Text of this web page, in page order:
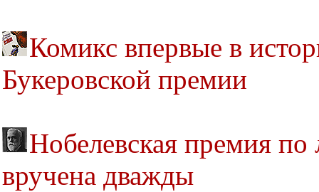
Комикс впервые в
Букеровской премии
Нобелевская премия по
вручена дважды